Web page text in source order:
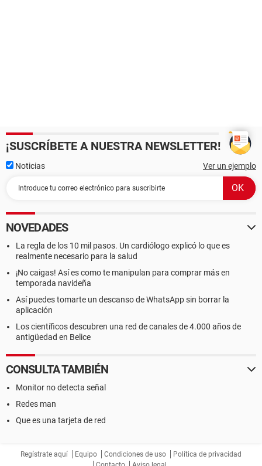
¡SUSCRÍBETE A NUESTRA NEWSLETTER!
Noticias Ver un ejemplo
NOVEDADES
La regla de los 10 mil pasos. Un cardiólogo explicó lo que es
realmente necesario para la salud
¡No caigas! Así es como te manipulan para comprar más en
temporada navideña
Así puedes tomarte un descanso de WhatsApp sin borrar la
aplicación
Los científicos descubren una red de canales de 4.000 años de
antigüedad en Belice
CONSULTA TAMBIÉN
Monitor no detecta señal
Redes man
Que es una tarjeta de red
Regístrate aquí Equipo Condiciones de uso
Política de privacidad